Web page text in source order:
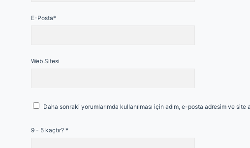
E-Posta*
Web Sitesi
Daha sonraki yorumlarımda kullanılması için adım, e-posta adresim ve site
9 - 5 kaçtır? *